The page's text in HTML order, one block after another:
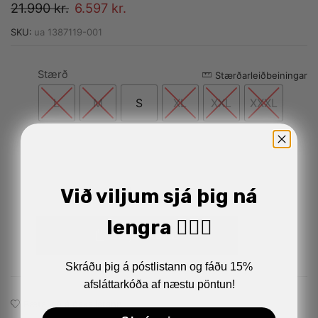
21.990kr. 6.597 kr.
SKU: ua 1387119-001
Stærðarleiðbeiningar
Stærð
L M S XL XXL XXXL
Setja í körfu
Alternative:
Við viljum sjá þig ná
lengra 🏋🏼‍♂️
Skráðu þig á póstlistann og fáðu 15%
afsláttarkóða af næstu pöntun!